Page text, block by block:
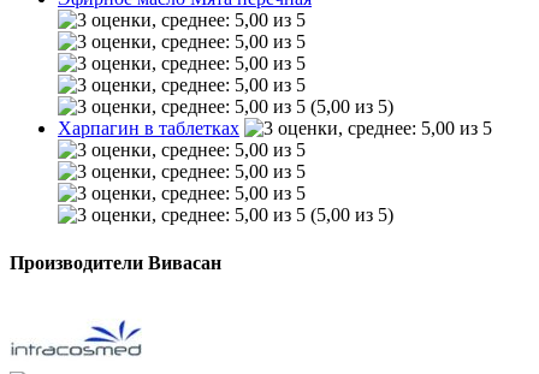
(5,00 из 5)
Харпагин в таблетках
(5,00 из 5)
Производители Вивасан